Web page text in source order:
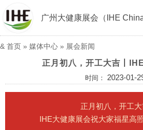
广州大健康展会（IHE China
& 首页 » 媒体中心 » 展会新闻
正月初八，开工大吉丨
时间： 2023-01-
正月初八，开工
IHE大健康展会祝大家福星高